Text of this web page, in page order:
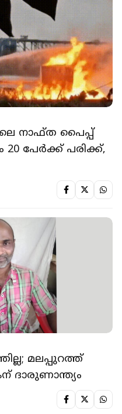
നാഫ്ത പൈപ്പ്
പേർക്ക് പരിക്ക്,
മലപ്പുറത്ത്
ദാരുണാന്ത്യം